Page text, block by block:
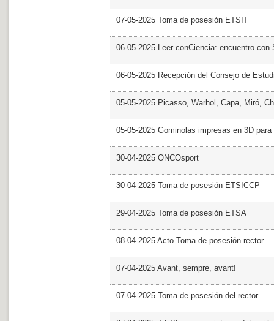
07-05-2025 Toma de posesión ETSIT
06-05-2025 Leer conCiencia: encuentro con
06-05-2025 Recepción del Consejo de
05-05-2025 Picasso, Warhol, Capa, Miró,
05-05-2025 Gominolas impresas en 3D
30-04-2025 ONCOsport
30-04-2025 Toma de posesión ETSICCP
29-04-2025 Toma de posesión ETSA
08-04-2025 Acto Toma de posesión rector
07-04-2025 Avant, sempre, avant!
07-04-2025 Toma de posesión del rector